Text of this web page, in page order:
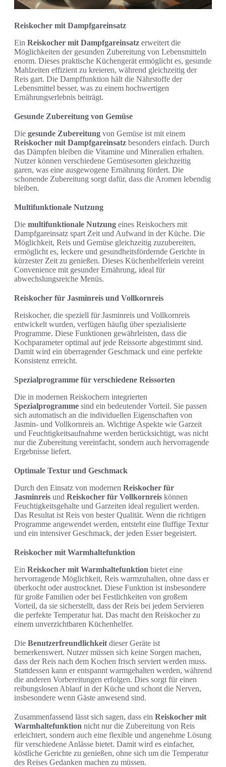
Reiskocher mit Dampfgareinsatz
Ein Reiskocher mit Dampfgareinsatz erweitert die
Möglichkeiten der gesunden Zubereitung von Lebensmitteln
enorm. Dieses praktische Küchengerät ermöglicht es, gesunde
Mahlzeiten effizient zu kreieren, während gleichzeitig der
Reis gart. Die Dampffunktion hält die Nährstoffe der
Lebensmittel besser, was zu einem hochwertigen
Ernährungserlebnis beiträgt.
Gesunde Zubereitung von Gemüse
Die gesunde Zubereitung von Gemüse ist mit einem
Reiskocher mit Dampfgareinsatz besonders einfach. Durch
das Dämpfen bleiben die Vitamine und Mineralien erhalten.
Nutzer können verschiedene Gemüsesorten gleichzeitig
garen, was eine ausgewogene Ernährung fördert. Die
schonende Zubereitung sorgt dafür, dass die Aromen lebendig
bleiben.
Multifunktionale Nutzung
Die multifunktionale Nutzung eines Reiskochers mit
Dampfgareinsatz spart Zeit und Aufwand in der Küche. Die
Möglichkeit, Reis und Gemüse gleichzeitig zuzubereiten,
ermöglicht es, leckere und gesundheitsfördernde Gerichte in
kürzester Zeit zu genießen. Dieses Küchenhelferlein vereint
Convenience mit gesunder Ernährung, ideal für
abwechslungsreiche Menüs.
Reiskocher für Jasminreis und Vollkornreis
Reiskocher, die speziell für Jasminreis und Vollkornreis
entwickelt wurden, verfügen häufig über spezialisierte
Programme. Diese Funktionen gewährleisten, dass die
Kochparameter optimal auf jede Reissorte abgestimmt sind.
Damit wird ein überragender Geschmack und eine perfekte
Konsistenz erreicht.
Spezialprogramme für verschiedene Reissorten
Die in modernen Reiskochern integrierten
Spezialprogramme sind ein bedeutender Vorteil. Sie passen
sich automatisch an die individuellen Eigenschaften von
Jasmin- und Vollkornreis an. Wichtige Aspekte wie Garzeit
und Feuchtigkeitsaufnahme werden berücksichtigt, was nicht
nur die Zubereitung vereinfacht, sondern auch hervorragende
Ergebnisse liefert.
Optimale Textur und Geschmack
Durch den Einsatz von modernen Reiskocher für
Jasminreis und Reiskocher für Vollkornreis können
Feuchtigkeitsgehalte und Garzeiten ideal reguliert werden.
Das Resultat ist Reis von bester Qualität. Wenn die richtigen
Programme angewendet werden, entsteht eine fluffige Textur
und ein intensiver Geschmack, der jeden Esser begeistert.
Reiskocher mit Warmhaltefunktion
Ein Reiskocher mit Warmhaltefunktion bietet eine
hervorragende Möglichkeit, Reis warmzuhalten, ohne dass er
überkocht oder austrocknet. Diese Funktion ist insbesondere
für große Familien oder bei Festlichkeiten von großem
Vorteil, da sie sicherstellt, dass der Reis bei jedem Servieren
die perfekte Temperatur hat. Das macht den Reiskocher zu
einem unverzichtbaren Küchenhelfer.
Die Benutzerfreundlichkeit dieser Geräte ist
bemerkenswert. Nutzer müssen sich keine Sorgen machen,
dass der Reis nach dem Kochen frisch serviert werden muss.
Stattdessen kann er entspannt warmgehalten werden, während
die anderen Vorbereitungen erfolgen. Dies sorgt für einen
reibungslosen Ablauf in der Küche und schont die Nerven,
insbesondere wenn Gäste anwesend sind.
Zusammenfassend lässt sich sagen, dass ein Reiskocher mit
Warmhaltefunktion nicht nur die Zubereitung von Reis
erleichtert, sondern auch eine flexible und angenehme Lösung
für verschiedene Anlässe bietet. Damit wird es einfacher,
köstliche Gerichte zu genießen, ohne sich um die Temperatur
des Reises Gedanken machen zu müssen.